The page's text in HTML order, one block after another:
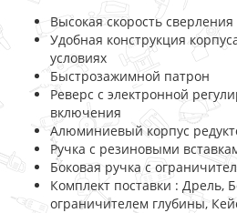
Высокая скорость
Удобная конструкция
условиях
Быстрозажимной патрон
Реверс с электронной
включения
Алюминиевый корпус
Ручка с резиновыми
Боковая ручка с
Комплект поставки : Дрель,
ограничителем глубины,